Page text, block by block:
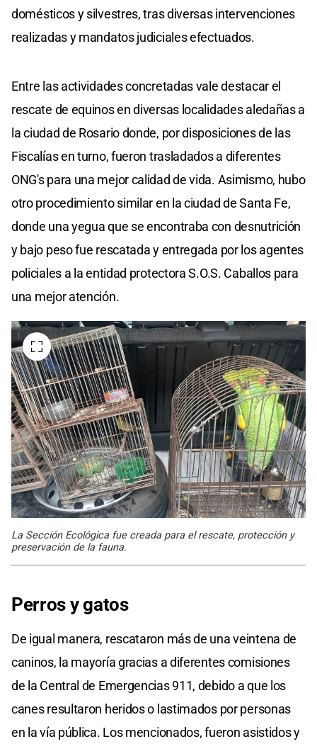
domésticos y silvestres, tras diversas intervenciones
realizadas y mandatos judiciales efectuados.
Entre las actividades concretadas vale destacar el
rescate de equinos en diversas localidades aledañas a
la ciudad de Rosario donde, por disposiciones de las
Fiscalías en turno, fueron trasladados a diferentes
ONG's para una mejor calidad de vida. Asimismo, hubo
otro procedimiento similar en la ciudad de Santa Fe,
donde una yegua que se encontraba con desnutrición
y bajo peso fue rescatada y entregada por los agentes
policiales a la entidad protectora S.O.S. Caballos para
una mejor atención.
La Sección Ecológica fue creada para el rescate, protección y
preservación de la fauna.
Perros y gatos
De igual manera, rescataron más de una veintena de
caninos, la mayoría gracias a diferentes comisiones
de la Central de Emergencias 911, debido a que los
canes resultaron heridos o lastimados por personas
en la vía pública. Los mencionados, fueron asistidos y